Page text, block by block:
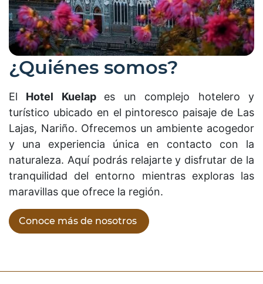
¿Quiénes somos?
El Hotel Kuelap es un complejo hotelero y
turístico ubicado en el pintoresco paisaje de Las
Lajas, Nariño. Ofrecemos un ambiente acogedor
y una experiencia única en contacto con la
naturaleza. Aquí podrás relajarte y disfrutar de la
tranquilidad del entorno mientras exploras las
maravillas que ofrece la región.
Conoce más de nosotros